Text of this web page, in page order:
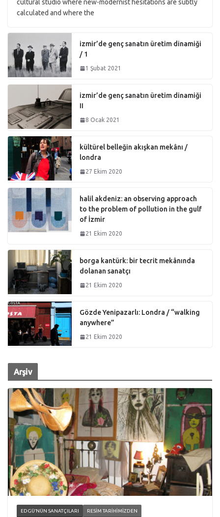
cultural studio where new-modernist hesitations are subtly
calculated and where the
izmir’de genç sanatın üretim dinamiği
/ 1
1 Şubat 2021
izmir’de genç sanatın üretim dinamiği
II
8 Ocak 2021
kültürel belleğin akışkan mekânı /
londra
27 Ekim 2020
halil akdeniz: an observing approach
to the problem of pollution in the gulf
of İzmir
21 Ekim 2020
borga kantürk: bir tecrit mekânında
dolanan sanatçı
21 Ekim 2020
Gözde Yenipazarlı: Londra / “walking
anywhere”
21 Ekim 2020
Arşiv
EDGÜ’NÜN SANATÇILARI RESIM TARIHIMIZDEN